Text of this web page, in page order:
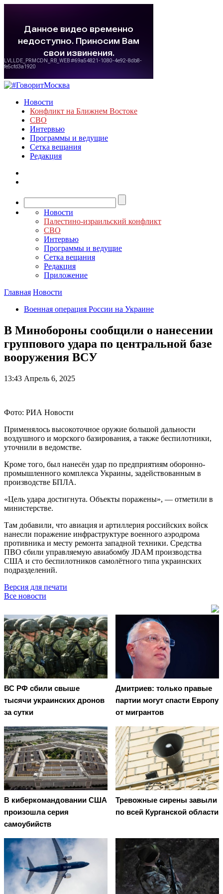
Новости
Конфликт на Ближнем Востоке
СВО
Интервью
Программы и ведущие
Сетка вещания
Редакция
Новости
Палестино-израильский конфликт
СВО
Интервью
Программы и ведущие
Сетка вещания
Редакция
Приложение
Главная Новости
Военная операция России на Украине
В Минобороны сообщили о нанесении
группового удара по центральной базе
вооружения ВСУ
13:43 Апрель 6, 2025
Фото: РИА Новости
Применялось высокоточное оружие большой дальности
воздушного и морского базирования, а также беспилотники,
уточнили в ведомстве.
Кроме того, был нанесён удар по предприятиям оборонно-
промышленного комплекса Украины, задействованным в
производстве БПЛА.
«Цель удара достигнута. Объекты поражены», — отметили в
министерстве.
Там добавили, что авиация и артиллерия российских войск
нанесли поражение инфраструктуре военного аэродрома
противника и месту ремонта западной техники. Средства
ПВО сбили управляемую авиабомбу JDAM производства
США и сто беспилотников самолётного типа украинских
подразделений.
Версия для печати
Все новости
ВС РФ сбили свыше
тысячи украинских дронов
за сутки
Дмитриев: только правые
партии могут спасти Европу
от мигрантов
В киберкомандовании США
произошла серия
самоубийств
Тревожные сирены завыли
по всей Курганской области